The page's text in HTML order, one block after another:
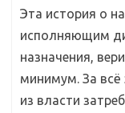
Эта история о
исполняющим
назначения,
минимум. За всё
из власти